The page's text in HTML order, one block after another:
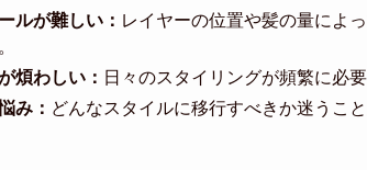
ルが難しい： レイヤーの位置や髪の量によ
煩わしい： 日々のスタイリングが頻繁に必
み： どんなスタイルに移行すべきか迷うこと